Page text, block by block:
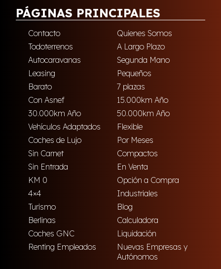
PÁGINAS PRINCIPALES
Contacto
Quienes Somos
Todoterrenos
A Largo Plazo
Autocaravanas
Segunda Mano
Leasing
Pequeños
Barato
7 plazas
Con Asnef
15.000km Año
30.000km Año
50.000km Año
Vehículos Adaptados
Flexible
Coches de Lujo
Por Meses
Sin Carnet
Compactos
Sin Entrada
En Venta
KM 0
Opción a Compra
4×4
Industriales
Turismo
Blog
Berlinas
Calculadora
Coches GNC
Liquidación
Renting Empleados
Nuevas Empresas y
Autónomos